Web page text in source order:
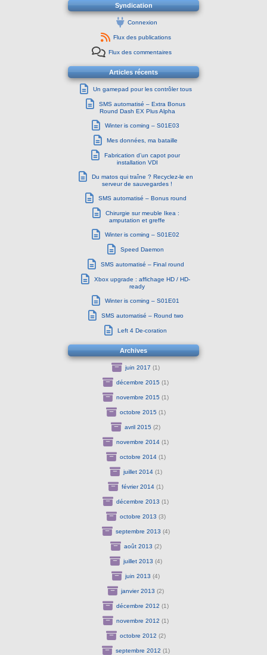
Syndication
Connexion
Flux des publications
Flux des commentaires
Articles récents
Un gamepad pour les contrôler tous
SMS automatisé – Extra Bonus
Round Dash EX Plus Alpha
Winter is coming – S01E03
Mes données, ma bataille
Fabrication d’un capot pour
installation VDI
Du matos qui traîne ? Recyclez-le en
serveur de sauvegardes !
SMS automatisé – Bonus round
Chirurgie sur meuble Ikea :
amputation et greffe
Winter is coming – S01E02
Speed Daemon
SMS automatisé – Final round
Xbox upgrade : affichage HD / HD-
ready
Winter is coming – S01E01
SMS automatisé – Round two
Left 4 De-coration
Archives
juin 2017 (1)
décembre 2015 (1)
novembre 2015 (1)
octobre 2015 (1)
avril 2015 (2)
novembre 2014 (1)
octobre 2014(1)
juillet 2014(1)
février 2014 (1)
décembre 2013 (1)
octobre 2013 (3)
septembre 2013 (4)
août 2013 (2)
juillet 2013 (4)
juin 2013 (4)
janvier 2013 (2)
décembre 2012 (1)
novembre 2012 (1)
octobre 2012 (2)
septembre 2012 (1)